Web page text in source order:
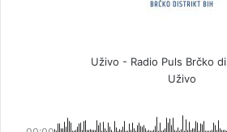
Uživo - Radio Puls Brčko
Uživo